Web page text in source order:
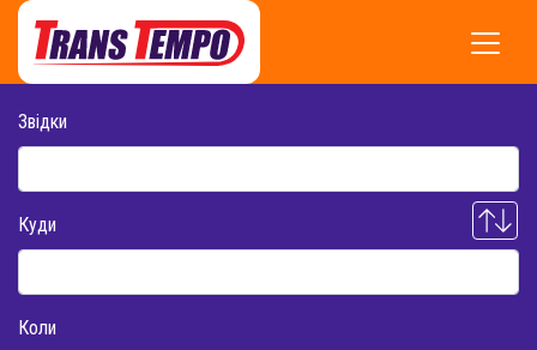
Звідки
Куди
Коли